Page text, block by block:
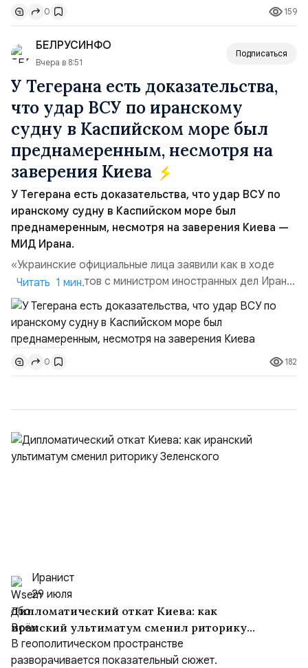
бренда, основанной на развитии российского
производства и продвижении русского звука.
Компания убеждена, что уважение к с...
0 159
БЕЛРУСИНФО
Вчера в 8:51
Подписаться
У Тегерана есть доказательства,
что удар ВСУ по иранскому
судну в Каспийском море был
преднамеренным, несмотря на
заверения Киева
У Тегерана есть доказательства, что удар ВСУ по
иранскому судну в Каспийском море был
преднамеренным, несмотря на заверения Киева —
МИД Ирана.
«Украинские официальные лица заявили как в ходе
прямых контактов с министром иностранных дел Ирана,
так и в сообщениях, направленных Ирану, что эта атака
не была преднамеренной», — заявил официальный
представитель МИД Ирана Эсмаил Багаи на пресс-
конференции в Тегеране 3 августа.Иранская сторона
ожидает от Украины практических шагов, которые
подтвер...
Читать 1 мин.
0 182
Иранист
29 июля
Дипломатический откат Киева: как
иранский ультиматум сменил риторику
Зеленского
В геополитическом пространстве
разворачивается показательный сюжет.